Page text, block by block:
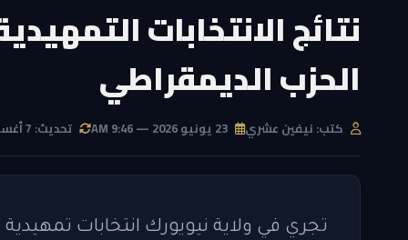
نتائج الانتخابات
الحزب الديمقراطي
كتب: نيفين عشري تحديث: 7 أغسطس 2026 — 8:46 PM
تجري في ولاية نيويورك انتخابات